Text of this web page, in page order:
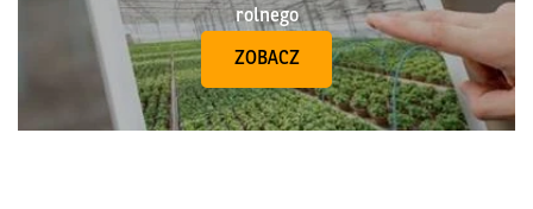
rolnego
ZOBACZ